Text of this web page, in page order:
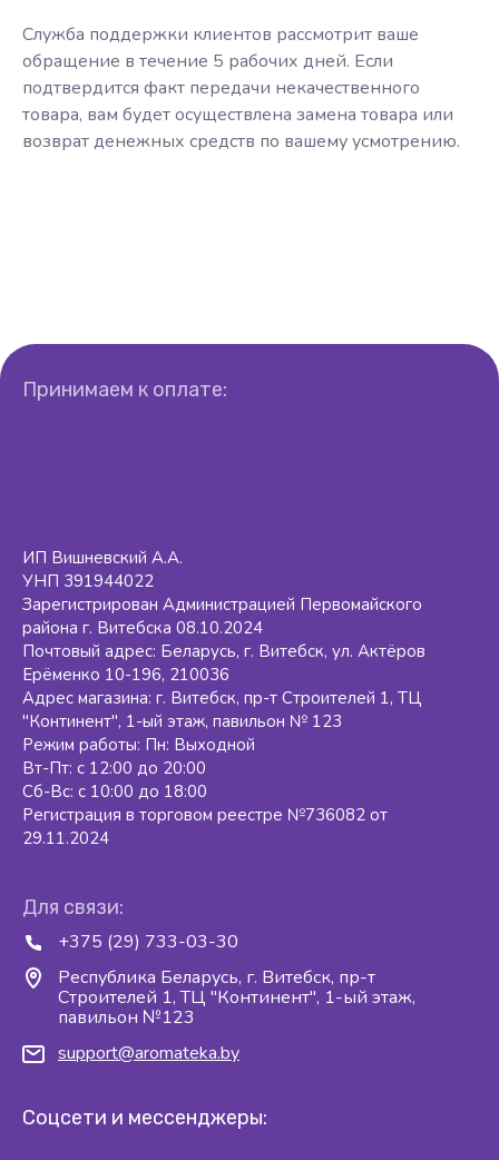
Служба поддержки клиентов рассмотрит ваше
обращение в течение 5 рабочих дней. Если
подтвердится факт передачи некачественного
товара, вам будет осуществлена замена товара или
возврат денежных средств по вашему усмотрению.
Для связи:
+375 (29) 733-03-30
Республика Беларусь, г. Витебск, пр-т
Строителей 1, ТЦ "Континент", 1-ый этаж,
павильон №123
support@aromateka.by
Соцсети и мессенджеры:
Принимаем к оплате:
ИП Вишневский А.А.
УНП 391944022
Зарегистрирован Администрацией Первомайского
района г. Витебска 08.10.2024
Почтовый адрес: Беларусь, г. Витебск, ул. Актёров
Ерёменко 10-196, 210036
Адрес магазина: г. Витебск, пр-т Строителей 1, ТЦ
"Континент", 1-ый этаж, павильон № 123
Режим работы: Пн: Выходной
Вт-Пт: с 12:00 до 20:00
Сб-Вс: с 10:00 до 18:00
Регистрация в торговом реестре №736082 от
29.11.2024